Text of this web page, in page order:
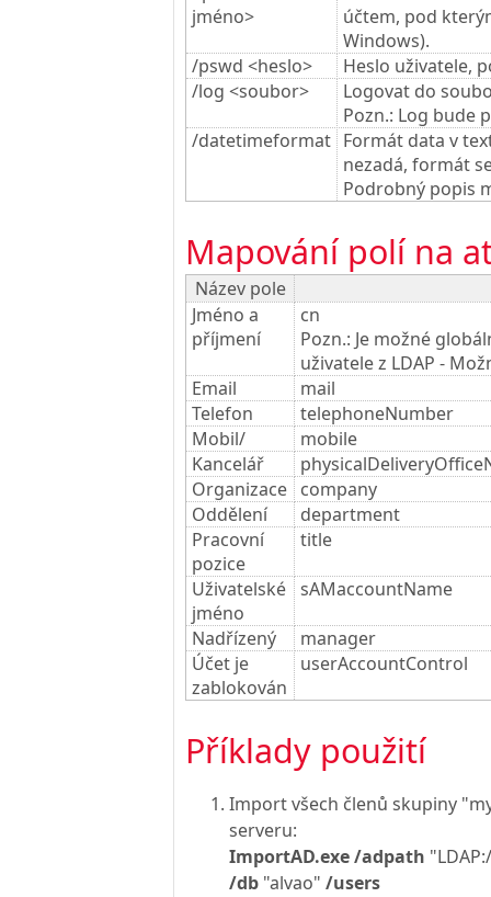
jméno>
účtem, pod
Windows).
/pswd <heslo>
Heslo uživatele,
/log <soubor>
Logovat do
Pozn.: Log bude
/datetimeformat Formát data v
nezadá, formát
Podrobný popis
Mapování polí na
Název pole
Jméno a
příjmení
cn
Pozn.: Je možné
uživatele z LDAP -
Email
mail
Telefon
telephoneNumber
Mobil/
mobile
Kancelář
Organizace company
Oddělení
department
Pracovní
pozice
title
Uživatelské
jméno
sAMaccountName
Nadřízený
manager
Účet je
zablokován
userAccountControl
Příklady použití
Import všech členů skupiny
serveru:
ImportAD.exe /adpath
/db "alvao" /users